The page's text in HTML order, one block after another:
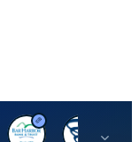
B B